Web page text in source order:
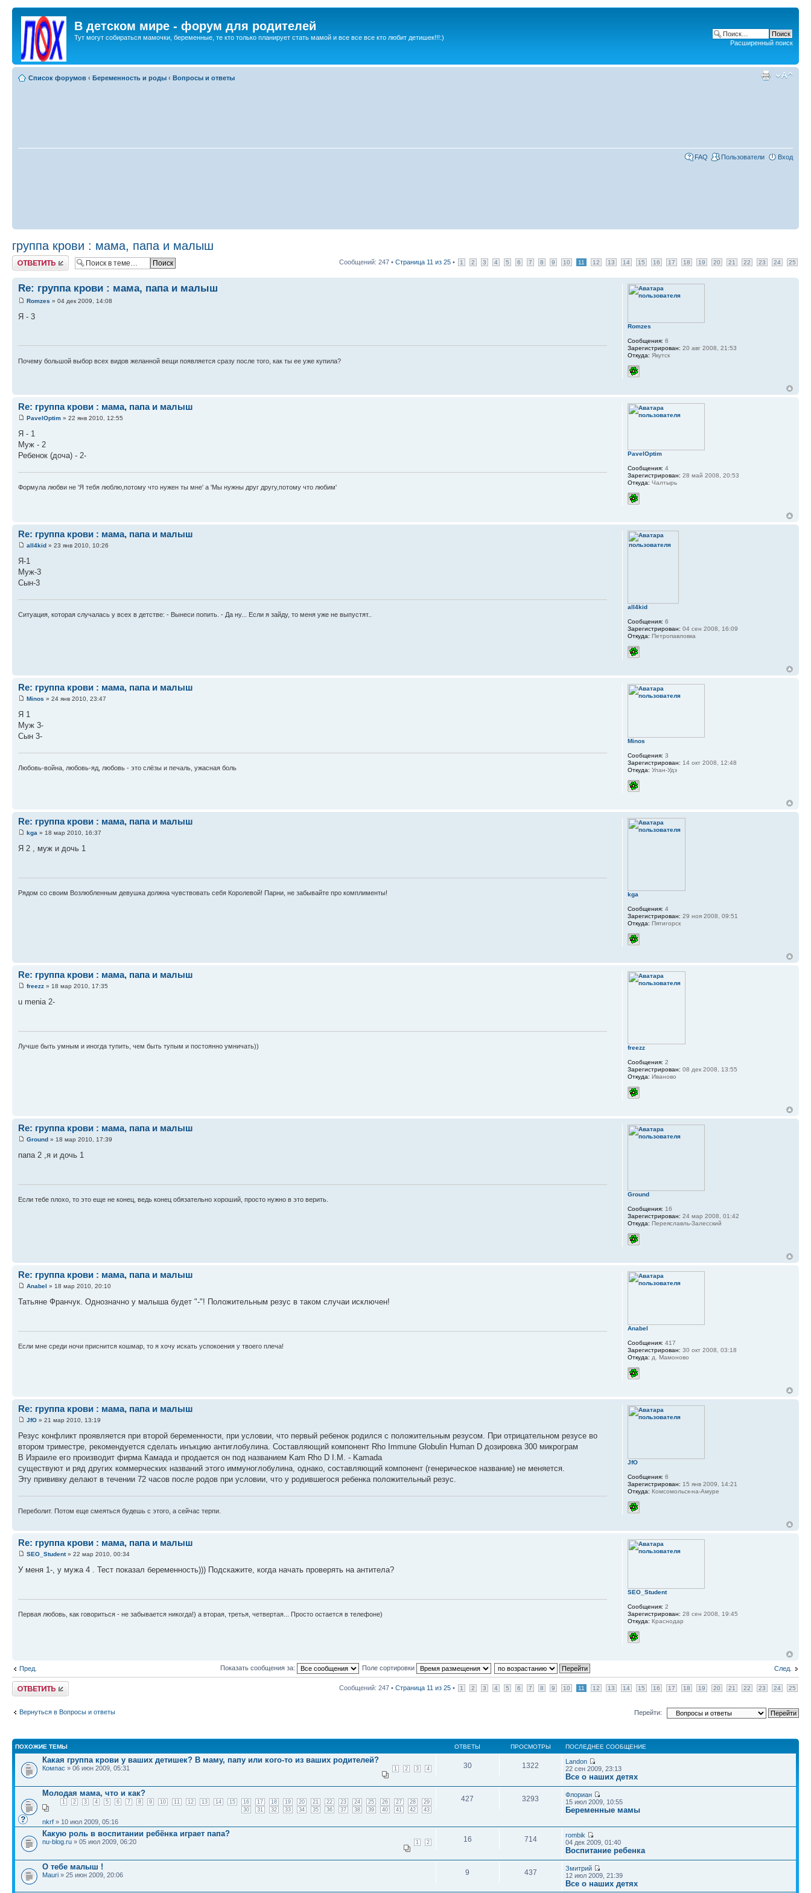
В детском мире - форум для родителей
Тут могут собираться мамочки, беременные, те кто только планирует стать мамой и все все все кто любит детишек!!!:)
Расширенный поиск
Список форумов ‹ Беременность и роды ‹ Вопросы и ответы
FAQ Пользователи Вход
группа крови : мама, папа и малыш
Ответить Сообщений: 247 • Страница 11 из 25 • 1 2 3 4 5 6 7 8 9 10 11 12 13 14 15 16 17 18 19 20 21 22 23 24 25
Re: группа крови : мама, папа и малыш
Romzes » 04 дек 2009, 14:08
Я - 3
Почему большой выбор всех видов желанной вещи появляется сразу после того, как ты ее уже купила?
Romzes
Сообщения: 6
Зарегистрирован: 20 авг 2008, 21:53
Откуда: Якутск
Re: группа крови : мама, папа и малыш
PavelOptim » 22 янв 2010, 12:55
Я - 1
Муж - 2
Ребенок (доча) - 2-
Формула любви не 'Я тебя люблю,потому что нужен ты мне' а 'Мы нужны друг другу,потому что любим'
PavelOptim
Сообщения: 4
Зарегистрирован: 28 май 2008, 20:53
Откуда: Чалтырь
Re: группа крови : мама, папа и малыш
all4kid » 23 янв 2010, 10:26
Я-1
Муж-3
Сын-3
Ситуация, которая случалась у всех в детстве: - Вынеси попить. - Да ну... Если я зайду, то меня уже не выпустят..
all4kid
Сообщения: 6
Зарегистрирован: 04 сен 2008, 16:09
Откуда: Петропавловка
Re: группа крови : мама, папа и малыш
Minos » 24 янв 2010, 23:47
Я 1
Муж 3-
Сын 3-
Любовь-война, любовь-яд, любовь - это слёзы и печаль, ужасная боль
Minos
Сообщения: 3
Зарегистрирован: 14 окт 2008, 12:48
Откуда: Улан-Удэ
Re: группа крови : мама, папа и малыш
kga » 18 мар 2010, 16:37
Я 2 , муж и дочь 1
Рядом со своим Возлюбленным девушка должна чувствовать себя Королевой! Парни, не забывайте про комплименты! kga
Сообщения: 4
Зарегистрирован: 29 ноя 2008, 09:51
Откуда: Пятигорск
Re: группа крови : мама, папа и малыш
freezz » 18 мар 2010, 17:35
u menia 2-
Лучше быть умным и иногда тупить, чем быть тупым и постоянно умничать)) freezz
Сообщения: 2
Зарегистрирован: 08 дек 2008, 13:55
Откуда: Иваново
Re: группа крови : мама, папа и малыш
Ground » 18 мар 2010, 17:39
папа 2 ,я и дочь 1
Если тебе плохо, то это еще не конец, ведь конец обязательно хороший, просто нужно в это верить.
Ground
Сообщения: 16
Зарегистрирован: 24 мар 2008, 01:42
Откуда: Переяславль-Залесский
Re: группа крови : мама, папа и малыш
Anabel » 18 мар 2010, 20:10
Татьяне Франчук. Однозначно у малыша будет "-"! Положительным резус в таком случаи исключен!
Если мне среди ночи приснится кошмар, то я хочу искать успокоения у твоего плеча!
Anabel
Сообщения: 417
Зарегистрирован: 30 окт 2008, 03:18
Откуда: д. Мамоново
Re: группа крови : мама, папа и малыш
JfO » 21 мар 2010, 13:19
Резус конфликт проявляется при второй беременности, при условии, что первый ребенок родился с положительным резусом. При отрицательном резусе во
втором триместре, рекомендуется сделать инъкцию антиглобулина. Составляющий компонент Rho Immune Globulin Human D дозировка 300 микрограм
В Израиле его производит фирма Камада и продается он под названием Kam Rho D I.M. - Kamada
существуют и ряд других коммерческих названий этого иммуноглобулина, однако, составляющий компонент (генерическое название) не меняется.
Эту прививку делают в течении 72 часов после родов при условии, что у родившегося ребенка положительный резус.
Переболит. Потом еще смеяться будешь с этого, а сейчас терпи.
JfO
Сообщения: 6
Зарегистрирован: 15 янв 2009, 14:21
Откуда: Комсомольск-на-Амуре
Re: группа крови : мама, папа и малыш
SEO_Student» 22 мар 2010, 00:34
У меня 1-, у мужа 4 . Тест показал беременность))) Подскажите, когда начать проверять на антитела?
Первая любовь, как говориться - не забывается никогда!) а вторая, третья, четвертая... Просто остается в телефоне)
SEO_Student
Сообщения: 2
Зарегистрирован: 28 сен 2008, 19:45
Откуда: Краснодар
Пред. След.
Показать сообщения за: Поле сортировки
Ответить Сообщений: 247 • Страница 11 из 25 • 1 2 3 4 5 6 7 8 9 10 11 12 13 14 15 16 17 18 19 20 21 22 23 24 25
Вернуться в Вопросы и ответы Перейти:
ПОХОЖИЕ ТЕМЫ ОТВЕТЫ ПРОСМОТРЫ ПОСЛЕДНЕЕ СООБЩЕНИЕ
Какая группа крови у ваших детишек? В маму, папу или кого-то из ваших родителей?
1 2 3 4
Компас » 06 июн 2009, 05:31 30 1322
Landon
22 сен 2009, 23:13
Все о наших детях
Молодая мама, что и как?
1 2 3 4 5 6 7 8 9 10 11 12 13 14 15 16 17 18 19 20 21 22 23 24 25 26 27 28
29
30
31 32 33 34 35 36 37 38 39 40 41 42 43
nkrf » 10 июл 2009, 05:16
427 3293
Флориан
15 июл 2009, 10:55
Беременные мамы
Какую роль в воспитании ребёнка играет папа?
1 2
nu-blog.ru » 05 июл 2009, 06:20 16 714
rombik
04 дек 2009, 01:40
Воспитание ребенка
О тебе малыш !
Mauri » 25 июн 2009, 20:06 9 437
Змитрий
12 июл 2009, 21:39
Все о наших детях